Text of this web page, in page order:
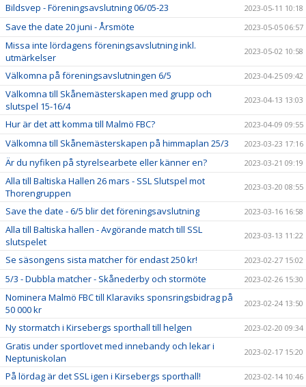
Bildsvep - Föreningsavslutning 06/05-23 2023-05-11 10:18
Save the date 20 juni - Årsmöte 2023-05-05 06:57
Missa inte lördagens föreningsavslutning inkl.
utmärkelser
2023-05-02 10:58
Välkomna på föreningsavslutningen 6/5 2023-04-25 09:42
Välkomna till Skånemästerskapen med grupp och
slutspel 15-16/4
2023-04-13 13:03
Hur är det att komma till Malmö FBC? 2023-04-09 09:55
Välkomna till Skånemästerskapen på himmaplan 25/3 2023-03-23 17:16
Är du nyfiken på styrelsearbete eller känner en? 2023-03-21 09:19
Alla till Baltiska Hallen 26 mars - SSL Slutspel mot
Thorengruppen
2023-03-20 08:55
Save the date - 6/5 blir det föreningsavslutning 2023-03-16 16:58
Alla till Baltiska hallen - Avgörande match till SSL
slutspelet
2023-03-13 11:22
Se säsongens sista matcher för endast 250 kr! 2023-02-27 15:02
5/3 - Dubbla matcher - Skånederby och stormöte 2023-02-26 15:30
Nominera Malmö FBC till Klaraviks sponsringsbidrag på
50 000 kr
2023-02-24 13:50
Ny stormatch i Kirsebergs sporthall till helgen 2023-02-20 09:34
Gratis under sportlovet med innebandy och lekar i
Neptuniskolan
2023-02-17 15:20
På lördag är det SSL igen i Kirsebergs sporthall! 2023-02-14 10:46